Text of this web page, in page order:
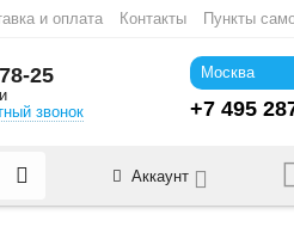
и оплата Контакты Пункты
25
звонок
+7 495
Аккаунт